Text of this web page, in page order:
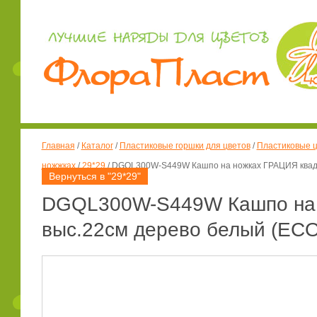
Главная / Каталог/ Пластиковые горшки для цветов/ Пластиковые
ножжках/29*29/DGQL300W-S449W Кашпо на ножках ГРАЦИЯ
Вернуться в "29*29"
DGQL300W-S449W Кашпо
выс.22см дерево белый